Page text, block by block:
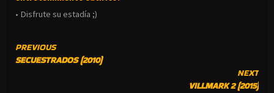
• Disfrute su estadía ;)
CONTINUE
READING
PREVIOUS
SECUESTRADOS (2010)
NEXT
VILLMARK 2 (2015)